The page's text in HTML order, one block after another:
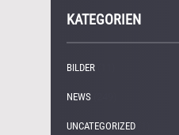
KATEGORIEN
BILDER
NEWS
UNCATEGORIZED